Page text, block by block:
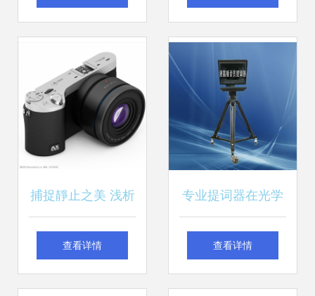
人像与服装拍摄的
理想之选
捕捉靜止之美 浅析
靜镜头与誗相器材
查看详情
专业提词器在光学
照相器材中的应用
查看详情